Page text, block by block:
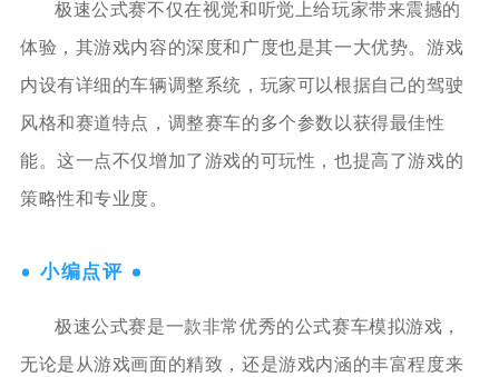
极速公式赛不仅在视觉和听觉上给玩家带来震撼的
体验，其游戏内容的深度和广度也是其一大优势。游戏
内设有详细的车辆调整系统，玩家可以根据自己的驾驶
风格和赛道特点，调整赛车的多个参数以获得最佳性
能。这一点不仅增加了游戏的可玩性，也提高了游戏的
策略性和专业度。
小编点评
极速公式赛是一款非常优秀的公式赛车模拟游戏，
无论是从游戏画面的精致，还是游戏内涵的丰富程度来